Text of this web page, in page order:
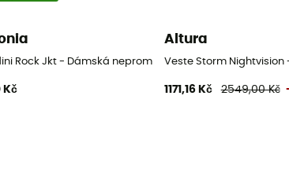
Rock Jkt - Dámská nepromokavá bunda
Kč
Altura
Veste Storm
1171,16 Kč 2549,00 Kč